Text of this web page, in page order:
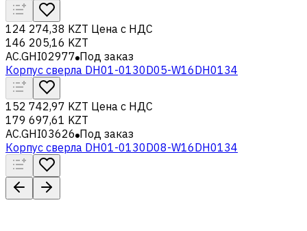
124 274,38 KZT Цена с НДС
146 205,16 KZT
AC.GHI02977 Под заказ
Корпус сверла DH01-0130D05-W16DH0134
152 742,97 KZT Цена с НДС
179 697,61 KZT
AC.GHI03626 Под заказ
Корпус сверла DH01-0130D08-W16DH0134